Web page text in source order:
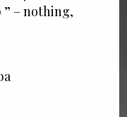
– nothing​,​